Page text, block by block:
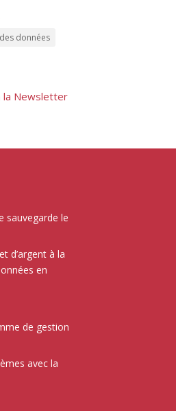
données
la Newsletter
sauvegarde le
d’argent à la
en
de gestion
avec la